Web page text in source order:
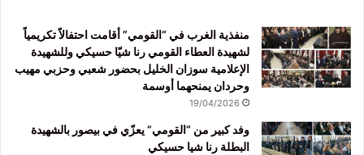
منفذية الغرب في “القومي” أقامت احتفالاً تكريمياً
لشهيدة العطاء القومي رنا شيّا حسيكي وللشهيدة
الإعلامية سوزان الخليل بحضور شعبي وحزبي مهيب
وحردان يمنحهما أوسمة
19/04/2026
وفد كبير من “القومي” يعزّي في بيصور بالشهيدة
البطلة رنا شيا حسيكي